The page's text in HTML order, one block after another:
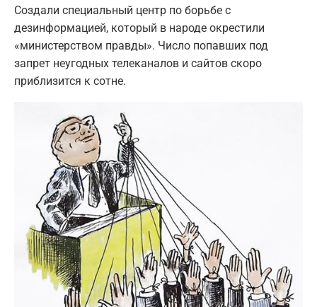
Создали специальный центр по борьбе с
дезинформацией, который в народе окрестили
«министерством правды». Число попавших под
запрет неугодных телеканалов и сайтов скоро
приблизится к сотне.